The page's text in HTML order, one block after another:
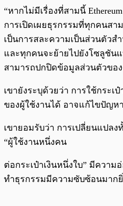
“หากไม่มีเรื่องที่สามนี้
การเปิดเผยธุรกรรมที่ทุกคนสา
เป็นการสละความเป็นส่วนตัวส
และทุกคนจะย้ายไปยังโซลูชัน
สามารถปกปิดข้อมูลส่วนตัวขอ
เขายังระบุด้วยว่า การใช้กระเ
ของผู้ใช้งานได้ อาจแก้ไขปัญห
เขายอมรับว่า การเปลี่ยนแปลง
“ผู้ใช้งานหนึ่งคน
ต่อกระเป๋าเงินหนึ่งใบ” มีควา
ทำธุรกรรมมีความซับซ้อนมาก